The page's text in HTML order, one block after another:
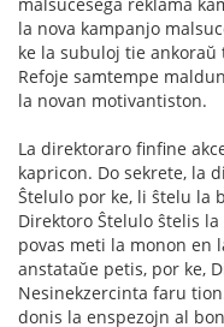
la nova kampanjo
ke la subuloj tie ankoraŭ
Refoje samtempe
la novan motivantiston.
La direktoraro finfine
kapricon. Do sekrete, la
Ŝtelulo por ke, li ŝtelu la
Direktoro Ŝtelulo ŝtelis
povas meti la monon en
anstataŭe petis, por ke,
Nesinekzercinta faru
donis la enspezojn al